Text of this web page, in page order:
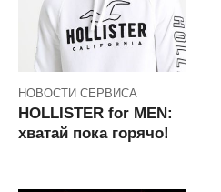
НОВОСТИ СЕРВИСА
HOLLISTER for MEN:
хватай пока горячо!